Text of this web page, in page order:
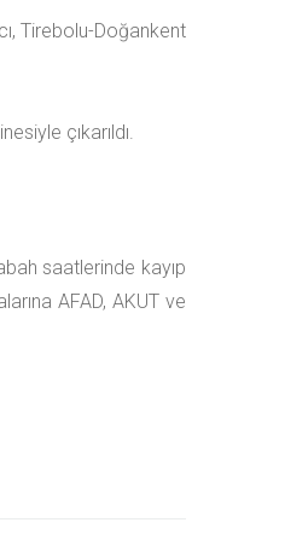
Tirebolu-Doğankent
çıkarıldı.
saatlerinde kayıp
AFAD, AKUT ve